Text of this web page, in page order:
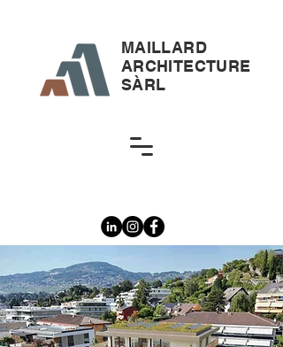
MAILLARD
ARCHITECTURE
SÀRL